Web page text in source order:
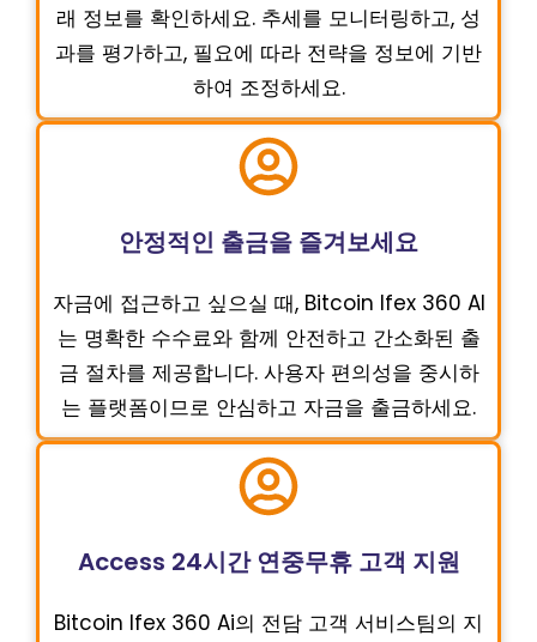
래 정보를 확인하세요. 추세를 모니터링하고, 성
과를 평가하고, 필요에 따라 전략을 정보에 기반
하여 조정하세요.
안정적인 출금을 즐겨보세요
자금에 접근하고 싶으실 때, Bitcoin Ifex 360 AI
는 명확한 수수료와 함께 안전하고 간소화된 출
금 절차를 제공합니다. 사용자 편의성을 중시하
는 플랫폼이므로 안심하고 자금을 출금하세요.
Access 24시간 연중무휴 고객 지원
Bitcoin Ifex 360 Ai의 전담 고객 서비스팀의 지